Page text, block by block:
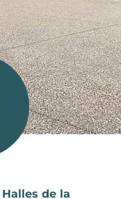
Halles de la